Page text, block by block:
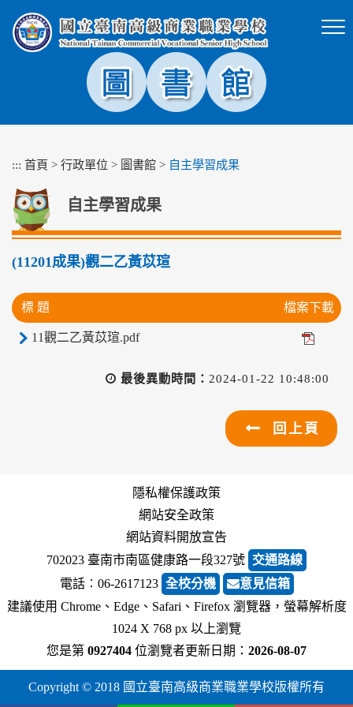
塊
::: 首頁 > 行政單位 > 圖書館 > 自主學習成果
自主學習成果
(11201成果)觀二乙黃苡瑄
標 題 檔案下載
11觀二乙黃苡瑄.pdf
最後異動時間： 2024-01-22 10:48:00
回上頁
隱私權保護政策
網站安全政策
網站資料開放宣告
702023 臺南市南區健康路一段327號 交通路線
電話︰06-2617123 全校分機
意見信箱
建議使用 Chrome、Edge、Safari、Firefox 瀏覽器，螢幕解析度
1024 X 768 px 以上瀏覽
您是第 0927404 位瀏覽者更新日期： 2026-08-07
Copyright © 2018 國立臺南高級商業職業學校版權所有